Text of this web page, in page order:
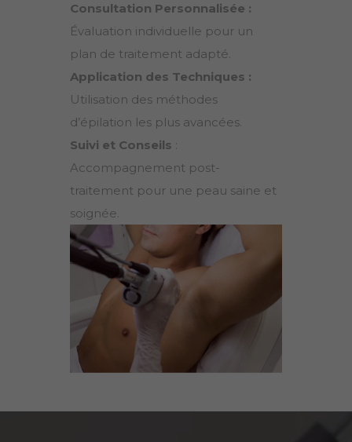
Consultation Personnalisée :
Évaluation individuelle pour un
plan de traitement adapté.
Application des Techniques :
Utilisation des méthodes
d’épilation les plus avancées.
Suivi et Conseils :
Accompagnement post-
traitement pour une peau saine et
soignée.